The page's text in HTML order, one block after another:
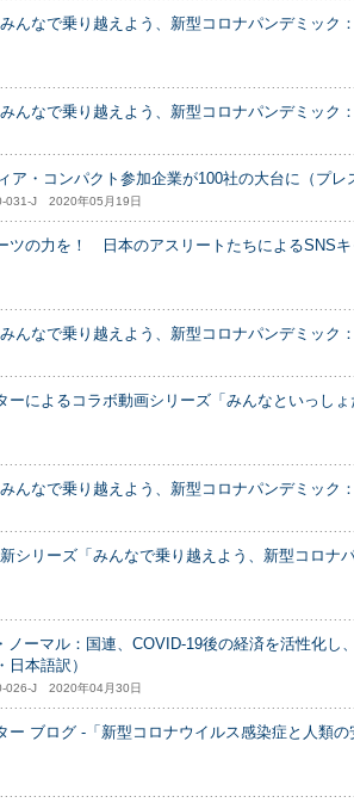
んなで乗り越えよう、新型コロナパンデミック
んなで乗り越えよう、新型コロナパンデミック
ア・コンパクト参加企業が100社の大台に（プレ
031-J 2020年05月19日
ツの力を！ 日本のアスリートたちによるSNS
んなで乗り越えよう、新型コロナパンデミック
ーによるコラボ動画シリーズ「みんなといっし
んなで乗り越えよう、新型コロナパンデミック
シリーズ「みんなで乗り越えよう、新型コロナ
ノーマル：国連、COVID-19後の経済を活性化し
日本語訳）
026-J 2020年04月30日
ー ブログ -「新型コロナウイルス感染症と人類